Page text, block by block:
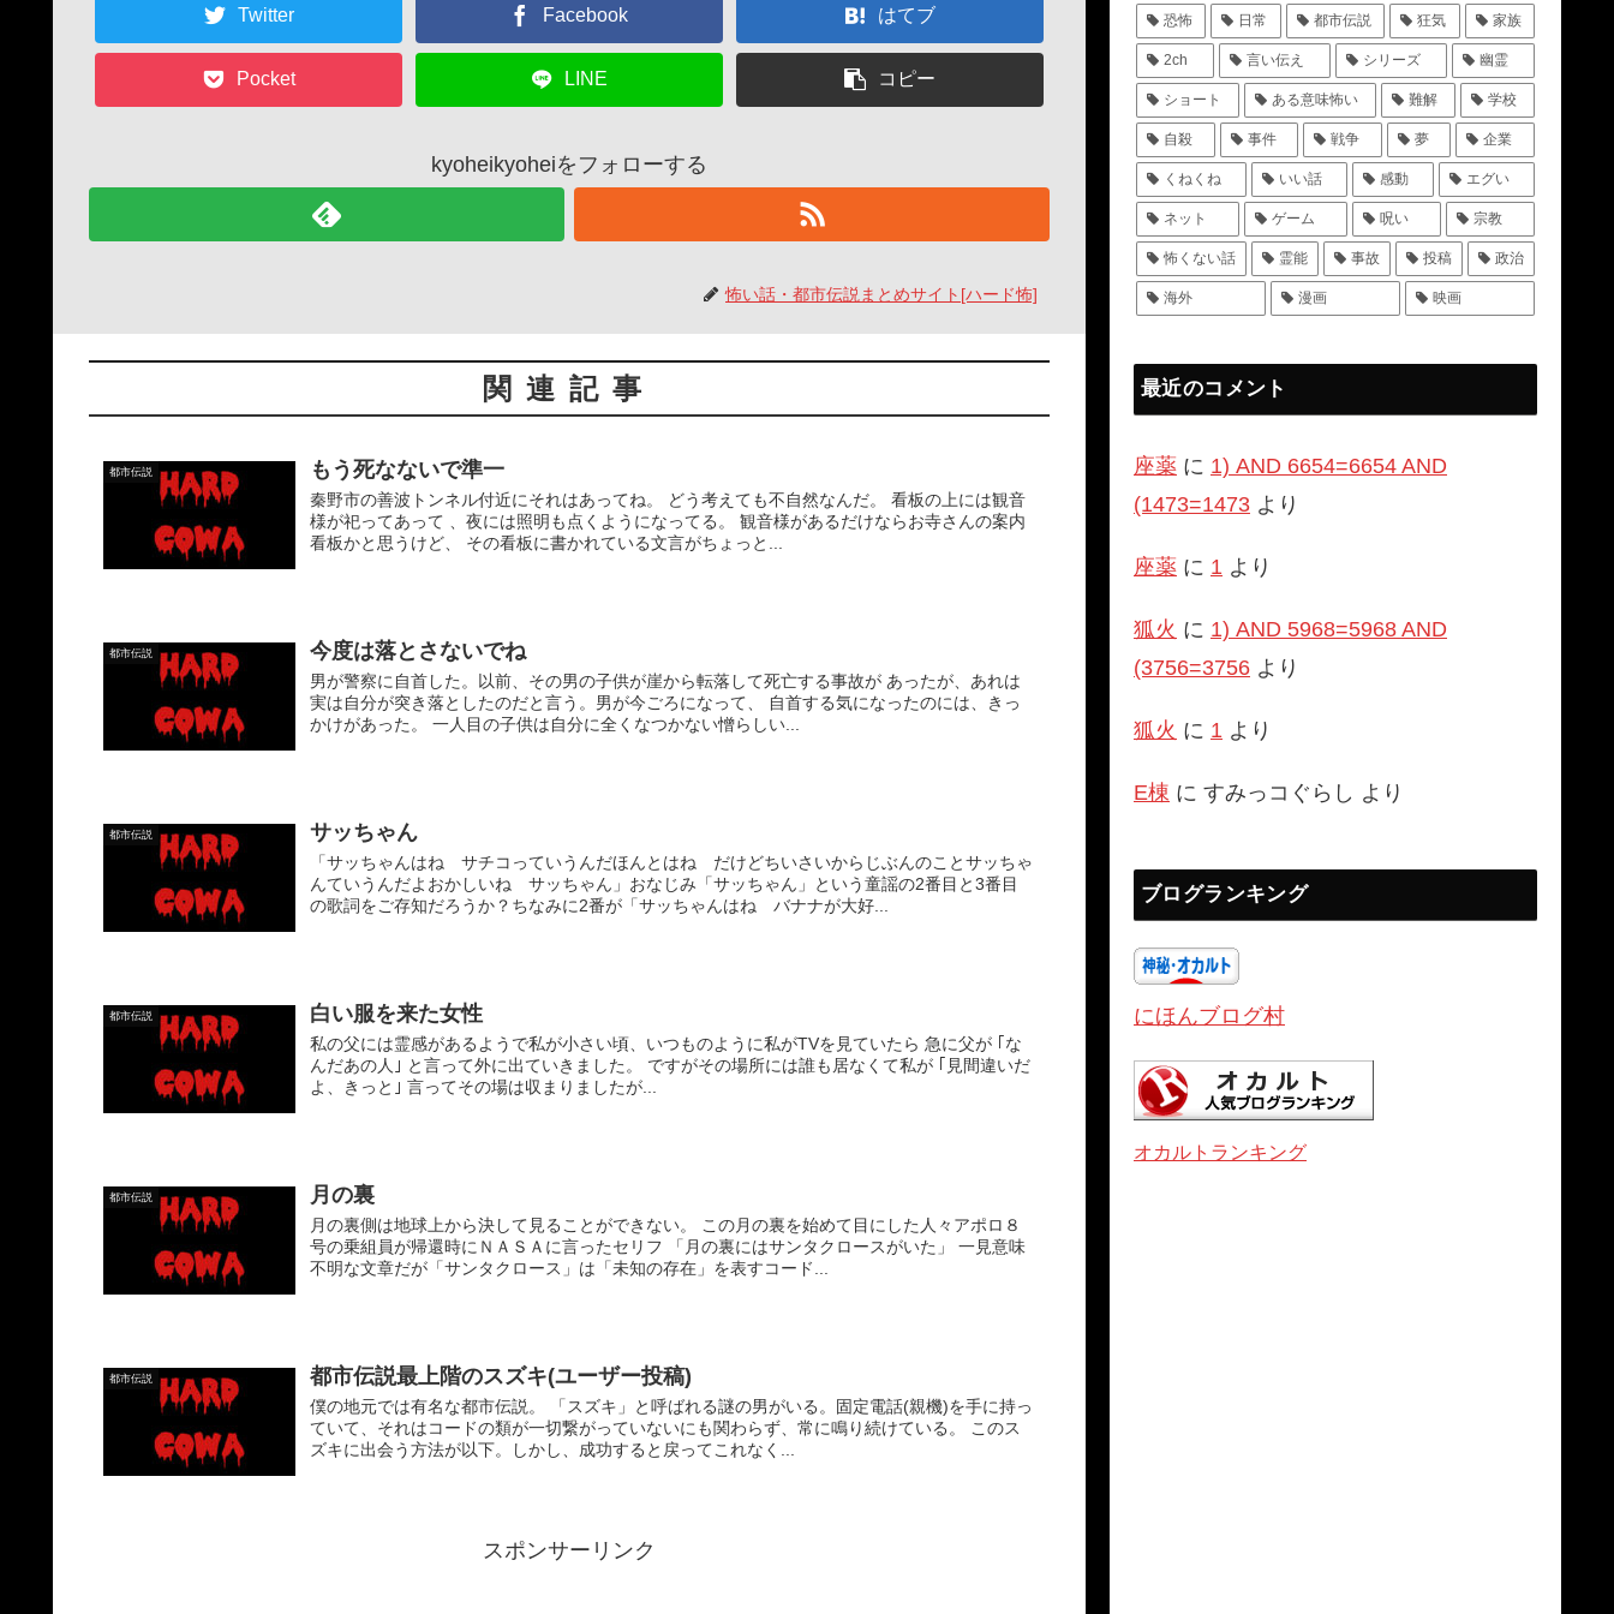
Twitter Facebook はてブ
Pocket LINE コピー
kyoheikyoheiをフォローする
怖い話・都市伝説まとめサイト[ハード怖]
関連記事
都市伝説 もう死なないで準一
秦野市の善波トンネル付近にそれはあってね。 どう考えても不自然なんだ。 看板の上には観音
様が祀ってあって 、夜には照明も点くようになってる。 観音様があるだけならお寺さんの案内
看板かと思うけど、 その看板に書かれている文言がちょっと...
都市伝説 今度は落とさないでね
男が警察に自首した。以前、その男の子供が崖から転落して死亡する事故が あったが、あれは
実は自分が突き落としたのだと言う。男が今ごろになって、 自首する気になったのには、きっ
かけがあった。 一人目の子供は自分に全くなつかない憎らしい...
都市伝説 サッちゃん
「サッちゃんはね サチコっていうんだほんとはね だけどちいさいからじぶんのことサッちゃ
んていうんだよおかしいね サッちゃん」おなじみ「サッちゃん」という童謡の2番目と3番目
の歌詞をご存知だろうか？ちなみに2番が「サッちゃんはね バナナが大好...
都市伝説 白い服を来た女性
私の父には霊感があるようで私が小さい頃、いつものように私がTVを見ていたら 急に父が ｢な
んだあの人｣ と言って外に出ていきました。 ですがその場所には誰も居なくて私が ｢見間違いだ
よ、きっと｣ 言ってその場は収まりましたが...
都市伝説 月の裏
月の裏側は地球上から決して見ることができない。 この月の裏を始めて目にした人々アポロ８
号の乗組員が帰還時にＮＡＳＡに言ったセリフ 「月の裏にはサンタクロースがいた」 一見意味
不明な文章だが「サンタクロース」は「未知の存在」を表すコード...
都市伝説 都市伝説最上階のスズキ(ユーザー投稿)
僕の地元では有名な都市伝説。 「スズキ」と呼ばれる謎の男がいる。固定電話(親機)を手に持っ
ていて、それはコードの類が一切繋がっていないにも関わらず、常に鳴り続けている。 このス
ズキに出会う方法が以下。しかし、成功すると戻ってこれなく...
スポンサーリンク
恐怖 日常 都市伝説 狂気 家族
2ch 言い伝え シリーズ 幽霊
ショート ある意味怖い 難解 学校
自殺 事件 戦争 夢 企業
くねくね いい話 感動 エグい
ネット ゲーム 呪い 宗教
怖くない話 霊能 事故 投稿 政治
海外 漫画 映画
最近のコメント
座薬 に 1) AND 6654=6654 AND
(1473=1473 より
座薬 に 1 より
狐火 に 1) AND 5968=5968 AND
(3756=3756 より
狐火 に 1 より
E棟 に すみっコぐらし より
ブログランキング
にほんブログ村
オカルトランキング